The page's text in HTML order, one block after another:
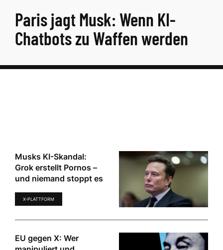
Paris jagt Musk: Wenn KI-
Chatbots zu Waffen werden
Musks KI-Skandal:
Grok erstellt Pornos –
und niemand stoppt es
X-PLATTFORM
EU gegen X: Wer